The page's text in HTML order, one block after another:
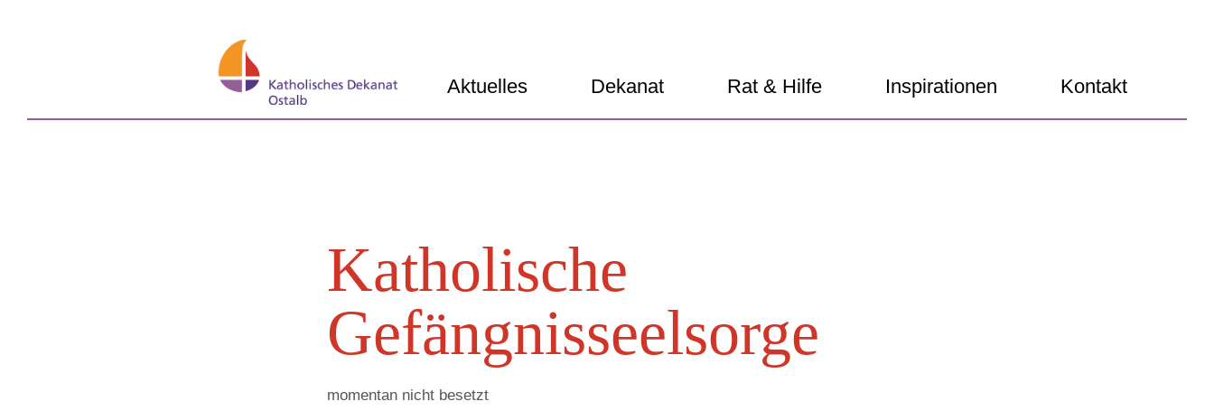
Aktuelles Dekanat Rat & Hilfe Inspirationen Kontakt
Katholische
Gefängnisseelsorge
momentan nicht besetzt